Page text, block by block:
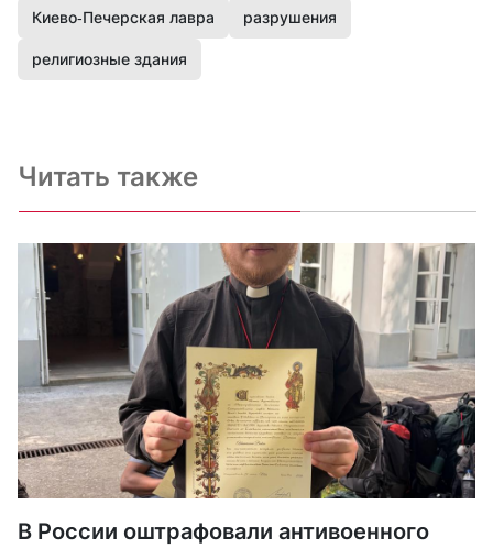
Киево-Печерская лавра разрушения
религиозные здания
Читать также
В России оштрафовали антивоенного